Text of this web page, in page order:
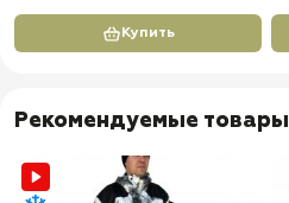
Купить
Рекомендуемые товары